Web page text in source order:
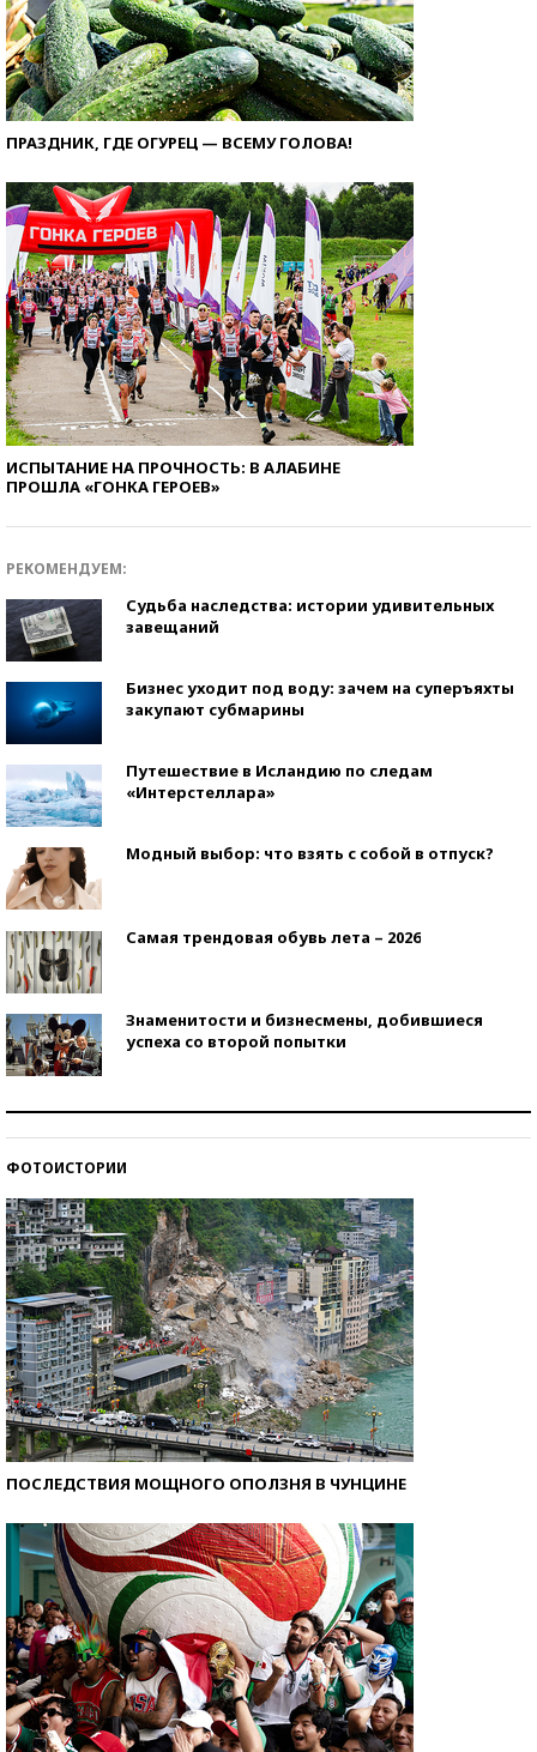
ПРАЗДНИК, ГДЕ ОГУРЕЦ — ВСЕМУ ГОЛОВА!
ИСПЫТАНИЕ НА ПРОЧНОСТЬ: В АЛАБИНЕ
ПРОШЛА «ГОНКА ГЕРОЕВ»
РЕКОМЕНДУЕМ:
Судьба наследства: истории удивительных
завещаний
Бизнес уходит под воду: зачем на суперъяхты
закупают субмарины
Путешествие в Исландию по следам
«Интерстеллара»
Модный выбор: что взять с собой в отпуск?
Самая трендовая обувь лета – 2026
Знаменитости и бизнесмены, добившиеся
успеха со второй попытки
ФОТОИСТОРИИ
ПОСЛЕДСТВИЯ МОЩНОГО ОПОЛЗНЯ В ЧУНЦИНЕ